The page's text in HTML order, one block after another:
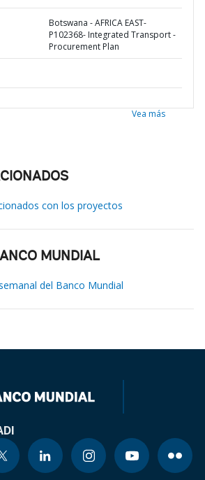
Botswana - AFRICA EAST-
P102368- Integrated Transport -
Procurement Plan
Vea más
con los proyectos
MUNDIAL
del Banco Mundial